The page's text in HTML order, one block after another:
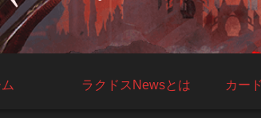
ラクドスNewsとは カー